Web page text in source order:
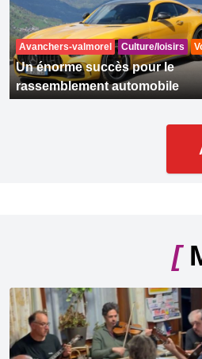
Avanchers-valmorel Culture/loisirs
Un énorme succès pour le
rassemblement automobile
[